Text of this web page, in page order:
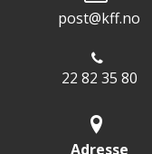
post@kff.no
22 82 35 80
Adresse